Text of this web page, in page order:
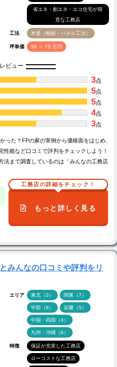
省エネ・創エネ・エコ住宅が得
意な工務店
工法 木造（軸組・パネル工法）
坪単価 58 ～ 75 万円
ビュー
3点
5点
5点
4点
3点
った？FPの家の実例から価格面をはじめ、
能など口コミで評判をチェックしよう！
法まで調査しているのは「みんなの工務店
工務店の詳細をチェック！
もっと詳しく見る
みんなの口コミや評判をリ
エリア 東北（3） 関東（7）
中部（8） 近畿（5）
中国・四国（4）
九州・沖縄（6）
特徴 保証が充実した工務店
ローコストな工務店